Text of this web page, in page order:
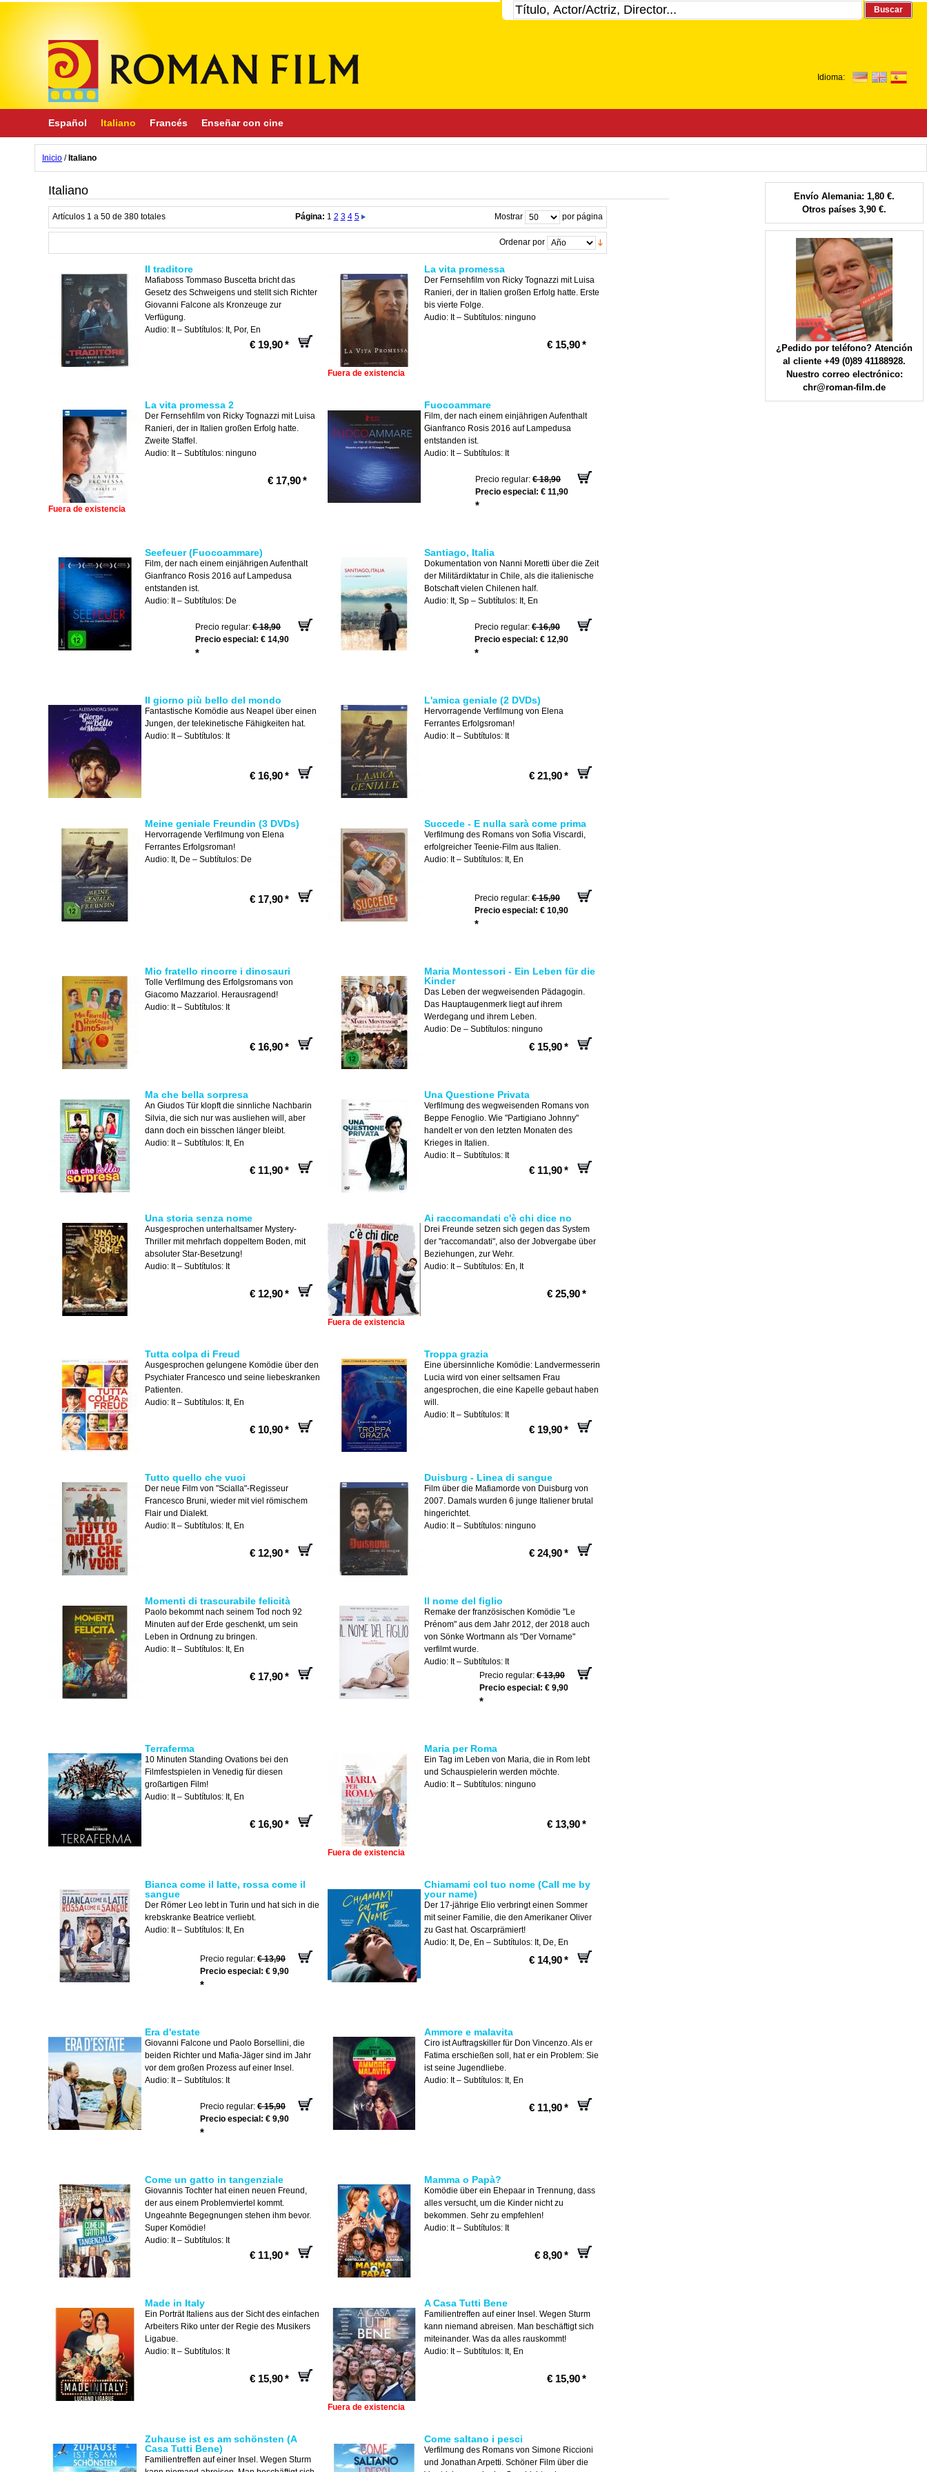
Buscar
Idioma:
Español Italiano Francés Enseñar con cine
Inicio / Italiano
Envío Alemania: 1,80 €.
Otros países 3,90 €.
¿Pedido por teléfono? Atención
al cliente +49 (0)89 41188928.
Nuestro correo electrónico:
chr@roman-film.de
Italiano
Artículos 1 a 50 de 380 totales Mostrar por página
Página: 1 2 3 4 5
Ordenar por
Il traditore
Mafiaboss Tommaso Buscetta bricht das
Gesetz des Schweigens und stellt sich Richter
Giovanni Falcone als Kronzeuge zur
Verfügung.
Audio: It – Subtítulos: It, Por, En
€ 19,90*
La vita promessa
Der Fernsehfilm von Ricky Tognazzi mit Luisa
Ranieri, der in Italien großen Erfolg hatte. Erste
bis vierte Folge.
Audio: It – Subtítulos: ninguno
€ 15,90*
Fuera de existencia
La vita promessa 2
Der Fernsehfilm von Ricky Tognazzi mit Luisa
Ranieri, der in Italien großen Erfolg hatte.
Zweite Staffel.
Audio: It – Subtítulos: ninguno
€ 17,90*
Fuera de existencia
Fuocoammare
Film, der nach einem einjährigen Aufenthalt
Gianfranco Rosis 2016 auf Lampedusa
entstanden ist.
Audio: It – Subtítulos: It
Precio regular: € 18,90
Precio especial: € 11,90
*
Seefeuer (Fuocoammare)
Film, der nach einem einjährigen Aufenthalt
Gianfranco Rosis 2016 auf Lampedusa
entstanden ist.
Audio: It – Subtítulos: De
Precio regular: € 18,90
Precio especial: € 14,90
*
Santiago, Italia
Dokumentation von Nanni Moretti über die Zeit
der Militärdiktatur in Chile, als die italienische
Botschaft vielen Chilenen half.
Audio: It, Sp – Subtítulos: It, En
Precio regular: € 16,90
Precio especial: € 12,90
*
Il giorno più bello del mondo
Fantastische Komödie aus Neapel über einen
Jungen, der telekinetische Fähigkeiten hat.
Audio: It – Subtítulos: It
€ 16,90*
L'amica geniale (2 DVDs)
Hervorragende Verfilmung von Elena
Ferrantes Erfolgsroman!
Audio: It – Subtítulos: It
€ 21,90*
Meine geniale Freundin (3 DVDs)
Hervorragende Verfilmung von Elena
Ferrantes Erfolgsroman!
Audio: It, De – Subtítulos: De
€ 17,90*
Succede - E nulla sarà come prima
Verfilmung des Romans von Sofia Viscardi,
erfolgreicher Teenie-Film aus Italien.
Audio: It – Subtítulos: It, En
Precio regular: € 15,90
Precio especial: € 10,90
*
Mio fratello rincorre i dinosauri
Tolle Verfilmung des Erfolgsromans von
Giacomo Mazzariol. Herausragend!
Audio: It – Subtítulos: It
€ 16,90*
Maria Montessori - Ein Leben für die
Kinder
Das Leben der wegweisenden Pädagogin.
Das Hauptaugenmerk liegt auf ihrem
Werdegang und ihrem Leben.
Audio: De – Subtítulos: ninguno
€ 15,90*
Ma che bella sorpresa
An Giudos Tür klopft die sinnliche Nachbarin
Silvia, die sich nur was ausliehen will, aber
dann doch ein bisschen länger bleibt.
Audio: It – Subtítulos: It, En
€ 11,90*
Una Questione Privata
Verfilmung des wegweisenden Romans von
Beppe Fenoglio. Wie "Partigiano Johnny"
handelt er von den letzten Monaten des
Krieges in Italien.
Audio: It – Subtítulos: It
€ 11,90*
Una storia senza nome
Ausgesprochen unterhaltsamer Mystery-
Thriller mit mehrfach doppeltem Boden, mit
absoluter Star-Besetzung!
Audio: It – Subtítulos: It
€ 12,90*
Ai raccomandati c'è chi dice no
Drei Freunde setzen sich gegen das System
der "raccomandati", also der Jobvergabe über
Beziehungen, zur Wehr.
Audio: It – Subtítulos: En, It
€ 25,90*
Fuera de existencia
Tutta colpa di Freud
Ausgesprochen gelungene Komödie über den
Psychiater Francesco und seine liebeskranken
Patienten.
Audio: It – Subtítulos: It, En
€ 10,90*
Troppa grazia
Eine übersinnliche Komödie: Landvermesserin
Lucia wird von einer seltsamen Frau
angesprochen, die eine Kapelle gebaut haben
will.
Audio: It – Subtítulos: It
€ 19,90*
Tutto quello che vuoi
Der neue Film von "Scialla"-Regisseur
Francesco Bruni, wieder mit viel römischem
Flair und Dialekt.
Audio: It – Subtítulos: It, En
€ 12,90*
Duisburg - Linea di sangue
Film über die Mafiamorde von Duisburg von
2007. Damals wurden 6 junge Italiener brutal
hingerichtet.
Audio: It – Subtítulos: ninguno
€ 24,90*
Momenti di trascurabile felicità
Paolo bekommt nach seinem Tod noch 92
Minuten auf der Erde geschenkt, um sein
Leben in Ordnung zu bringen.
Audio: It – Subtítulos: It, En
€ 17,90*
Il nome del figlio
Remake der französischen Komödie "Le
Prénom" aus dem Jahr 2012, der 2018 auch
von Sönke Wortmann als "Der Vorname"
verfilmt wurde.
Audio: It – Subtítulos: It
Precio regular: € 13,90
Precio especial: € 9,90
*
Terraferma
10 Minuten Standing Ovations bei den
Filmfestspielen in Venedig für diesen
großartigen Film!
Audio: It – Subtítulos: It, En
€ 16,90*
Maria per Roma
Ein Tag im Leben von Maria, die in Rom lebt
und Schauspielerin werden möchte.
Audio: It – Subtítulos: ninguno
€ 13,90*
Fuera de existencia
Bianca come il latte, rossa come il
sangue
Der Römer Leo lebt in Turin und hat sich in die
krebskranke Beatrice verliebt.
Audio: It – Subtítulos: It, En
Precio regular: € 13,90
Precio especial: € 9,90
*
Chiamami col tuo nome (Call me by
your name)
Der 17-jährige Elio verbringt einen Sommer
mit seiner Familie, die den Amerikaner Oliver
zu Gast hat. Oscarprämiert!
Audio: It, De, En – Subtítulos: It, De, En
€ 14,90*
Era d'estate
Giovanni Falcone und Paolo Borsellini, die
beiden Richter und Mafia-Jäger sind im Jahr
vor dem großen Prozess auf einer Insel.
Audio: It – Subtítulos: It
Precio regular: € 15,90
Precio especial: € 9,90
*
Ammore e malavita
Ciro ist Auftragskiller für Don Vincenzo. Als er
Fatima erschießen soll, hat er ein Problem: Sie
ist seine Jugendliebe.
Audio: It – Subtítulos: It, En
€ 11,90*
Come un gatto in tangenziale
Giovannis Tochter hat einen neuen Freund,
der aus einem Problemviertel kommt.
Ungeahnte Begegnungen stehen ihm bevor.
Super Komödie!
Audio: It – Subtítulos: It
€ 11,90*
Mamma o Papà?
Komödie über ein Ehepaar in Trennung, dass
alles versucht, um die Kinder nicht zu
bekommen. Sehr zu empfehlen!
Audio: It – Subtítulos: It
€ 8,90*
Made in Italy
Ein Porträt Italiens aus der Sicht des einfachen
Arbeiters Riko unter der Regie des Musikers
Ligabue.
Audio: It – Subtítulos: It
€ 15,90*
A Casa Tutti Bene
Familientreffen auf einer Insel. Wegen Sturm
kann niemand abreisen. Man beschäftigt sich
miteinander. Was da alles rauskommt!
Audio: It – Subtítulos: It, En
€ 15,90*
Fuera de existencia
Zuhause ist es am schönsten (A
Casa Tutti Bene)
Familientreffen auf einer Insel. Wegen Sturm
Come saltano i pesci
Verfilmung des Romans von Simone Riccioni
und Jonathan Arpetti. Schöner Film über die